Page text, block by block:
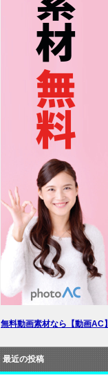
無料動画素材なら【動画AC】
最近の投稿